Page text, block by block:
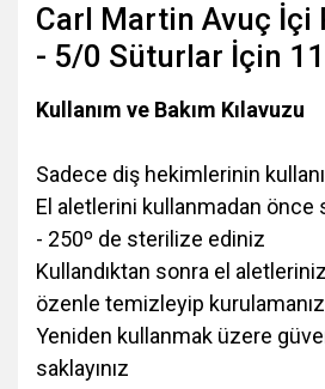
Carl Martin Avuç İçi
- 5/0 Süturlar İçin
Kullanım ve Bakım Kılavuzu
Sadece diş hekimlerinin
El aletlerini kullanmadan
- 250º de sterilize ediniz
Kullandıktan sonra el
özenle temizleyip
Yeniden kullanmak üzere
saklayınız